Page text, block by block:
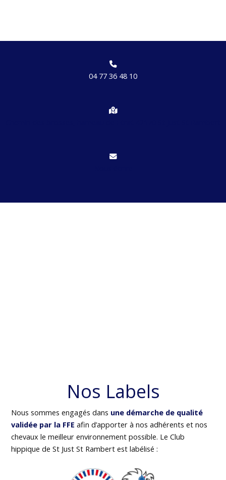
04 77 36 48 10
Nos Labels
Nous sommes engagés dans une démarche de qualité
validée par la FFE afin d’apporter à nos adhérents et nos
chevaux le meilleur environnement possible. Le Club
hippique de St Just St Rambert est labélisé :